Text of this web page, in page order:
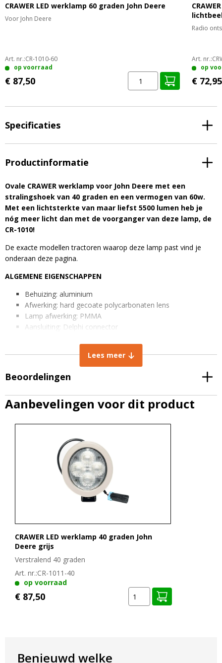
CRAWER LED werklamp 60 graden John Deere
Voor John Deere
Art. nr.:CR-1010-60
op voorraad
€ 87,50
Radio
Art. nr.:
op
€ 72,95
Specificaties
Productinformatie
Ovale CRAWER werklamp voor John Deere met een
stralingshoek van 40 graden en een vermogen van 60w.
Met een lichtsterkte van maar liefst 5500 lumen heb je
nóg meer licht dan met de voorganger van deze lamp, de
CR-1010!
De exacte modellen tractoren waarop deze lamp past vind je
onderaan deze pagina.
ALGEMENE EIGENSCHAPPEN
Behuizing: aluminium
Afwerking: hard gecoate polycarbonaten lens
Lamp afwerking: PMMA
Aansluiting: Delphi connector
IP rating: IP67 stof- en waterdicht
TECHNISCHE EIGENSCHAPPEN
Lichtkleur: Koud wit
Kleurtemperatuur: 5500K
ELEKTRISCHE EIGENSCHAPPEN
Vermogen: 60W
Spanning: 10-32V
Breedte lamp: 110 mm
Hoogte lamp: 120 mm
Deze lamp past op de volgende modellen van
John Deere
John Deere 6M Serie tot 2020: hier is een extra
Lees meer
Beoordelingen
Aanbevelingen voor dit product
CRAWER LED werklamp 40 graden John
Deere grijs
Verstralend 40 graden
Art. nr.:CR-1011-40
op voorraad
€ 87,50
Benieuwd welke